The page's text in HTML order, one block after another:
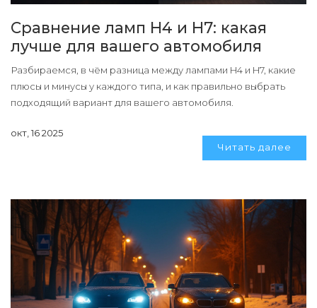
Сравнение ламп H4 и H7: какая
лучше для вашего автомобиля
Разбираемся, в чём разница между лампами H4 и H7, какие
плюсы и минусы у каждого типа, и как правильно выбрать
подходящий вариант для вашего автомобиля.
окт, 16 2025
Читать далее